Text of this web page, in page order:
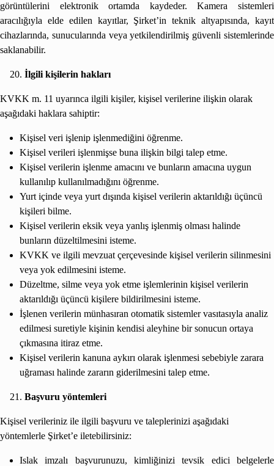
görüntülerini elektronik ortamda kaydeder. Kamera sistemleri
aracılığıyla elde edilen kayıtlar, Şirket’in teknik altyapısında, kayıt
cihazlarında, sunucularında veya yetkilendirilmiş güvenli sistemlerinde
saklanabilir.
İlgili kişilerin hakları
KVKK m. 11 uyarınca ilgili kişiler, kişisel verilerine ilişkin olarak
aşağıdaki haklara sahiptir:
Kişisel veri işlenip işlenmediğini öğrenme.
Kişisel verileri işlenmişse buna ilişkin bilgi talep etme.
Kişisel verilerin işlenme amacını ve bunların amacına uygun
kullanılıp kullanılmadığını öğrenme.
Yurt içinde veya yurt dışında kişisel verilerin aktarıldığı üçüncü
kişileri bilme.
Kişisel verilerin eksik veya yanlış işlenmiş olması halinde
bunların düzeltilmesini isteme.
KVKK ve ilgili mevzuat çerçevesinde kişisel verilerin silinmesini
veya yok edilmesini isteme.
Düzeltme, silme veya yok etme işlemlerinin kişisel verilerin
aktarıldığı üçüncü kişilere bildirilmesini isteme.
İşlenen verilerin münhasıran otomatik sistemler vasıtasıyla analiz
edilmesi suretiyle kişinin kendisi aleyhine bir sonucun ortaya
çıkmasına itiraz etme.
Kişisel verilerin kanuna aykırı olarak işlenmesi sebebiyle zarara
uğraması halinde zararın giderilmesini talep etme.
Başvuru yöntemleri
Kişisel verileriniz ile ilgili başvuru ve taleplerinizi aşağıdaki
yöntemlerle Şirket’e iletebilirsiniz:
Islak imzalı başvurunuzu, kimliğinizi tevsik edici belgelerle